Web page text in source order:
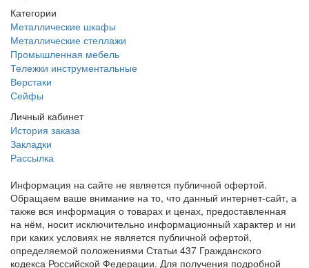
Категории
Металлические шкафы
Металлические стеллажи
Промышленная мебель
Тележки инструментальные
Верстаки
Сейфы
Личный кабинет
История заказа
Закладки
Рассылка
Информация на сайте не является публичной офертой.
Обращаем ваше внимание на то, что данный интернет-сайт, а
также вся информация о товарах и ценах, предоставленная
на нём, носит исключительно информационный характер и ни
при каких условиях не является публичной офертой,
определяемой положениями Статьи 437 Гражданского
кодекса Российской Федерации. Для получения подробной